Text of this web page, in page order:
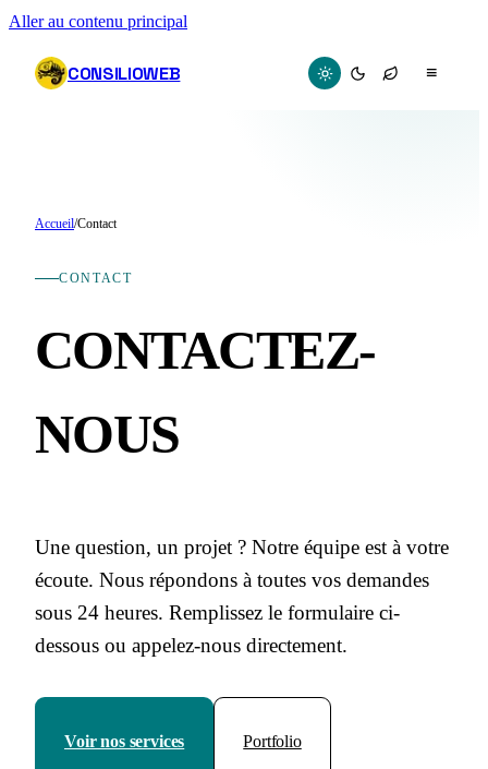
Aller au contenu principal
CONSILIOWEB ≡
Accueil/Contact
CONTACT
CONTACTEZ-
NOUS
Une question, un projet ? Notre équipe est à votre
écoute. Nous répondons à toutes vos demandes
sous 24 heures. Remplissez le formulaire ci-
dessous ou appelez-nous directement.
Voir nos services Portfolio